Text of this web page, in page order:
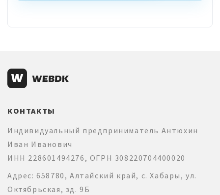
КОНТАКТЫ
Индивидуальный предприниматель Антюхин
Иван Иванович
ИНН 228601494276, ОГРН 308220704400020
Адрес: 658780, Алтайский край, с. Хабары, ул.
Октябрьская, зд. 9Б